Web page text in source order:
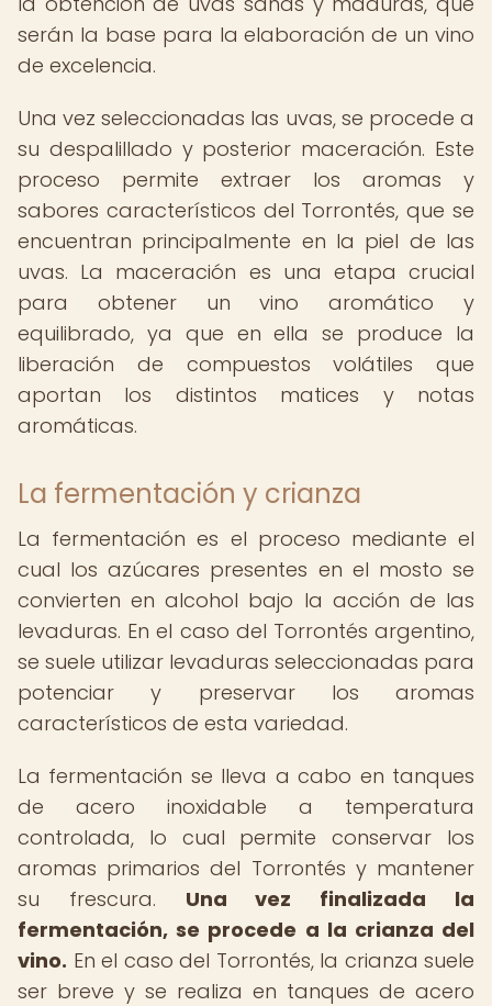
serán la base para la elaboración de un vino
de excelencia.
Una vez seleccionadas las uvas, se procede a
su despalillado y posterior maceración. Este
proceso permite extraer los aromas y
sabores característicos del Torrontés, que se
encuentran principalmente en la piel de las
uvas. La maceración es una etapa crucial
para obtener un vino aromático y
equilibrado, ya que en ella se produce la
liberación de compuestos volátiles que
aportan los distintos matices y notas
aromáticas.
La fermentación y crianza
La fermentación es el proceso mediante el
cual los azúcares presentes en el mosto se
convierten en alcohol bajo la acción de las
levaduras. En el caso del Torrontés argentino,
se suele utilizar levaduras seleccionadas para
potenciar y preservar los aromas
característicos de esta variedad.
La fermentación se lleva a cabo en tanques
de acero inoxidable a temperatura
controlada, lo cual permite conservar los
aromas primarios del Torrontés y mantener
su frescura. Una vez finalizada la
fermentación, se procede a la crianza del
vino. En el caso del Torrontés, la crianza suele
ser breve y se realiza en tanques de acero